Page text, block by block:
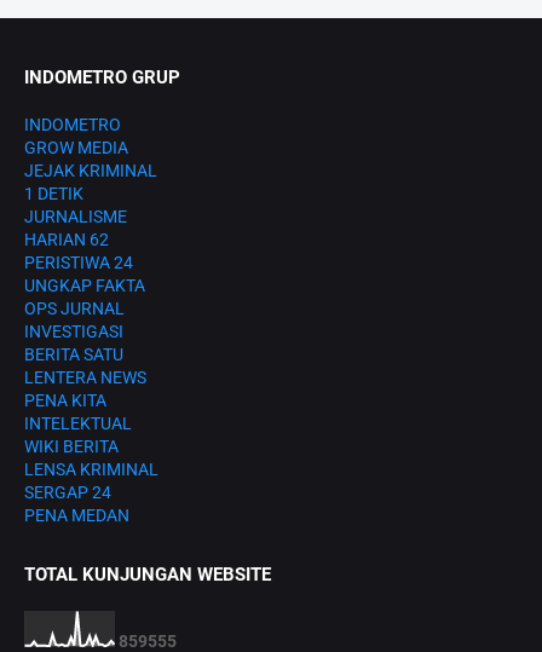
INDOMETRO GRUP
INDOMETRO
GROW MEDIA
JEJAK KRIMINAL
1 DETIK
JURNALISME
HARIAN 62
PERISTIWA 24
UNGKAP FAKTA
OPS JURNAL
INVESTIGASI
BERITA SATU
LENTERA NEWS
PENA KITA
INTELEKTUAL
WIKI BERITA
LENSA KRIMINAL
SERGAP 24
PENA MEDAN
TOTAL KUNJUNGAN WEBSITE
859555